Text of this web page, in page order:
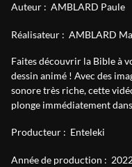
Auteur : AMBLARD Paule
Réalisateur : AMBLARD
Faites découvrir la Bible à
dessin animé ! Avec des
sonore très riche, cette
plonge immédiatement
Producteur : Enteleki
Année de production :